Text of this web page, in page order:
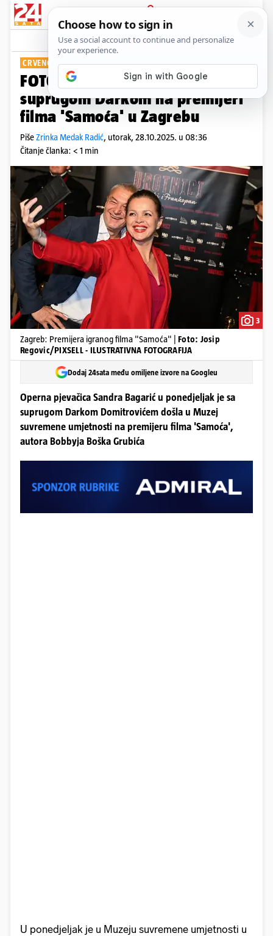
PRIJAVA
Show Komentari
CRVENO JOJ STOJI
FOTO Sandra Bagarić uživala sa
suprugom Darkom na premijeri
filma 'Samoća' u Zagrebu
PišeZrinka Medak Radić, utorak, 28.10.2025. u 08:36
Čitanje članka: < 1 min
3
Zagreb: Premijera igranog filma "Samoća" | Foto: Josip
Regovic/PIXSELL - ILUSTRATIVNA FOTOGRAFIJA
Dodaj 24sata među omiljene izvore na Googleu
Operna pjevačica Sandra Bagarić u ponedjeljak je sa
suprugom Darkom Domitrovićem došla u Muzej
suvremene umjetnosti na premijeru filma 'Samoća',
autora Bobbyja Boška Grubića
U ponedjeljak je u Muzeju suvremene umjetnosti u